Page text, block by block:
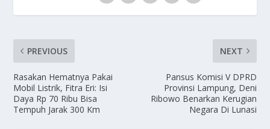
PREVIOUS
Rasakan Hematnya Pakai
Mobil Listrik, Fitra Eri: Isi
Daya Rp 70 Ribu Bisa
Tempuh Jarak 300 Km
NEXT
Pansus Komisi V DPRD
Provinsi Lampung, Deni
Ribowo Benarkan Kerugian
Negara Di Lunasi